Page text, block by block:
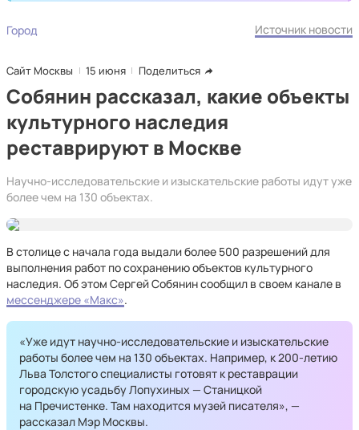
Город Источник новости
Сайт Москвы 15 июня Поделиться
Собянин рассказал, какие объекты
культурного наследия
реставрируют в Москве
Научно-исследовательские и изыскательские работы идут уже
более чем на 130 объектах.
В столице с начала года выдали более 500 разрешений для
выполнения работ по сохранению объектов культурного
наследия. Об этом Сергей Собянин сообщил в своем канале в
мессенджере «Макс».
«Уже идут научно-исследовательские и изыскательские
работы более чем на 130 объектах. Например, к 200-летию
Льва Толстого специалисты готовят к реставрации
городскую усадьбу Лопухиных — Станицкой
на Пречистенке. Там находится музей писателя», —
рассказал Мэр Москвы.